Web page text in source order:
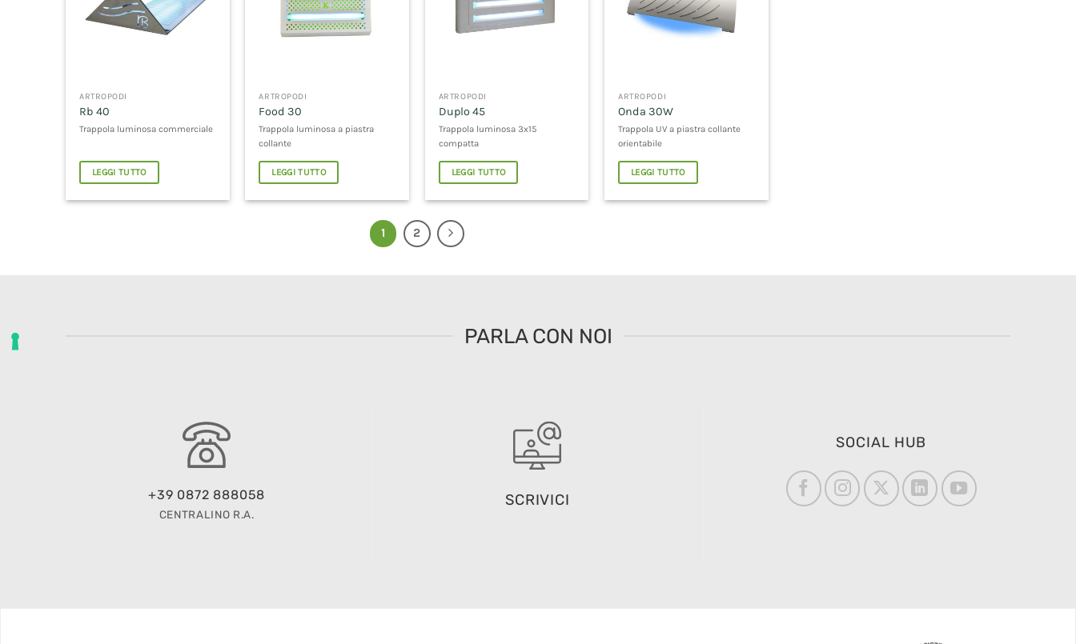
ARTROPODI
Rb 40
Trappola luminosa commerciale
LEGGI TUTTO
ARTROPODI
Food 30
Trappola luminosa a piastra
collante
LEGGI TUTTO
ARTROPODI
Duplo 45
Trappola luminosa 3x15
compatta
LEGGI TUTTO
ARTROPODI
Onda 30W
Trappola UV a piastra collante
orientabile
LEGGI TUTTO
1 2
PARLA CON NOI
+39 0872 888058
CENTRALINO R.A.
SCRIVICI
SOCIAL HUB